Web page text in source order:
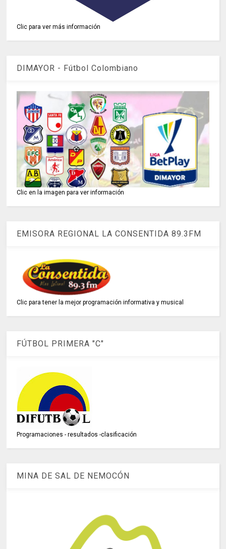
Clic para ver más información
DIMAYOR - Fútbol Colombiano
Clic en la imagen para ver información
EMISORA REGIONAL LA CONSENTIDA 89.3FM
Clic para tener la mejor programación informativa y musical
FÚTBOL PRIMERA "C"
Programaciones - resultados -clasificación
MINA DE SAL DE NEMOCÓN